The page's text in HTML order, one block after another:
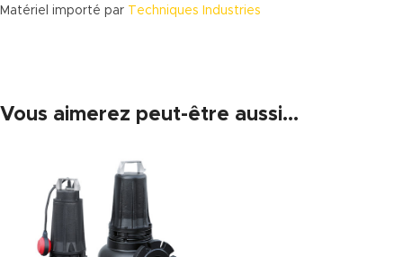
Matériel importé par Techniques Industries
Vous aimerez peut-être aussi…